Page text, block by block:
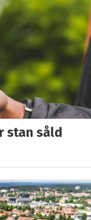
stan såld